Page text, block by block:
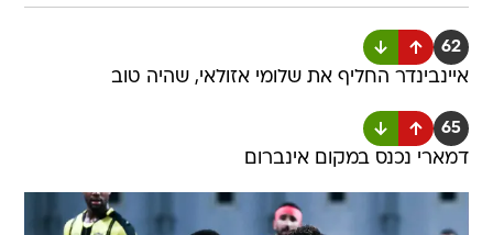
62
איינבינדר החליף את שלומי אזולאי, שהיה טוב
65
דמארי נכנס במקום אינברום